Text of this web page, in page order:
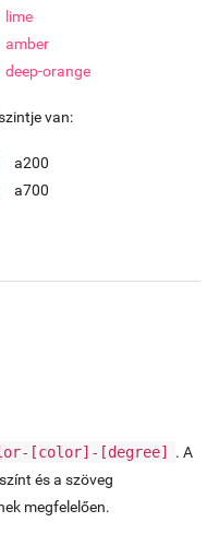
lime
amber
deep-orange
van:
a200
a700
[color] - [degree]
. A
és a szöveg
megfelelően.